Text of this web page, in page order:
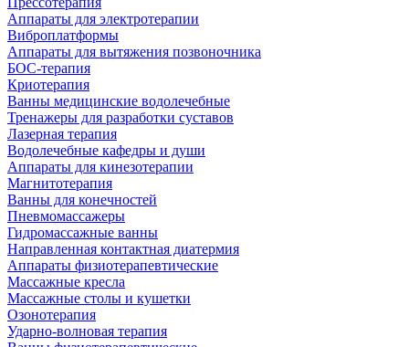
Аппараты для электротерапии
Виброплатформы
Аппараты для вытяжения позвоночника
БОС-терапия
Криотерапия
Ванны медицинские водолечебные
Тренажеры для разработки суставов
Лазерная терапия
Водолечебные кафедры и души
Аппараты для кинезотерапии
Магнитотерапия
Ванны для конечностей
Пневмомассажеры
Гидромассажные ванны
Направленная контактная диатермия
Аппараты физиотерапевтические
Массажные кресла
Массажные столы и кушетки
Озонотерапия
Ударно-волновая терапия